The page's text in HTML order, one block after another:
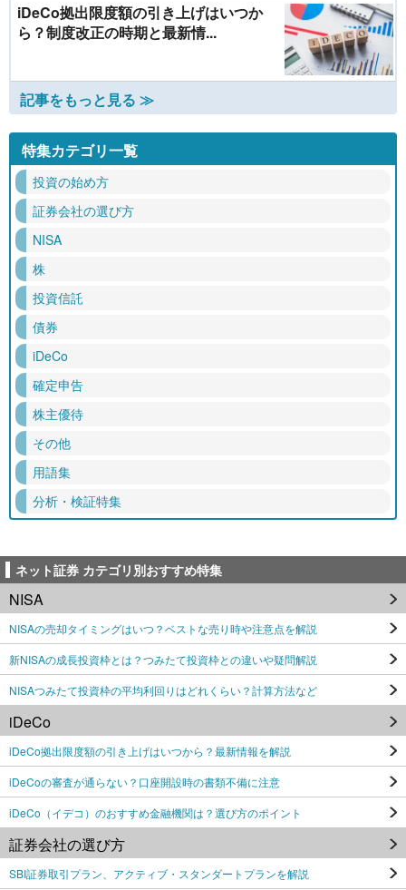
iDeCo拠出限度額の引き上げはいつか
ら？制度改正の時期と最新情...
記事をもっと見る ≫
特集カテゴリ一覧
投資の始め方
証券会社の選び方
NISA
株
投資信託
債券
iDeCo
確定申告
株主優待
その他
用語集
分析・検証特集
ネット証券 カテゴリ別おすすめ特集
NISA
NISAの売却タイミングはいつ？ベストな売り時や注意点を解説
新NISAの成長投資枠とは？つみたて投資枠との違いや疑問解説
NISAつみたて投資枠の平均利回りはどれくらい？計算方法など
iDeCo
iDeCo拠出限度額の引き上げはいつから？最新情報を解説
iDeCoの審査が通らない？口座開設時の書類不備に注意
iDeCo（イデコ）のおすすめ金融機関は？選び方のポイント
証券会社の選び方
SBI証券取引プラン、アクティブ・スタンダートプランを解説